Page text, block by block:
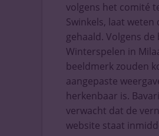
volgens het comité
Swinkels, laat
gehaald. Volgens
Winterspelen in
beeldmerk zouden
aangepaste
herkenbaar is.
verwacht dat de
website staat